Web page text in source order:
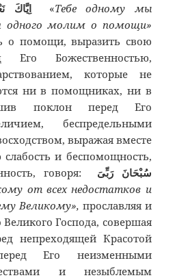
اِيَّاكَ«Тебе одному мы
одного молим о помощи»
о помощи, выразить свою
Его Божественностью,
которые не
ни в помощниках, ни в
поклон перед Его
беспредельными
выражая вместе
и беспомощность,
говоря:
от всех недостатков и
Великому», прославляя и
Великого Господа, совершая
непреходящей Красотой
Его неизменными
и незыблемым